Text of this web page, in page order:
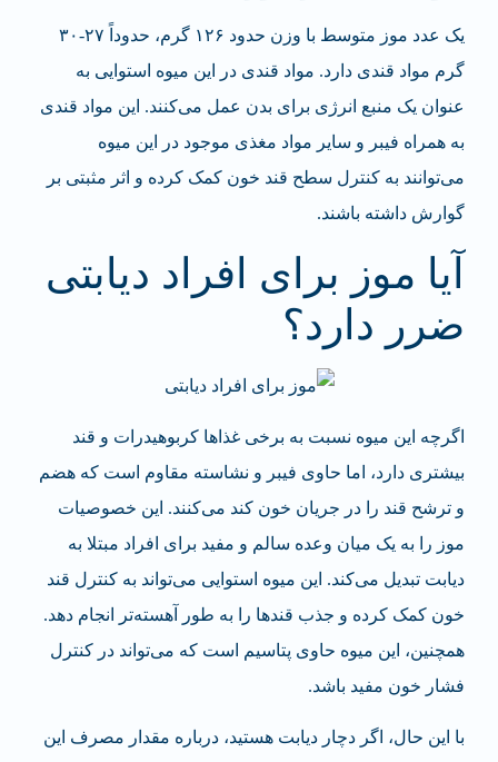
یک عدد موز متوسط با وزن حدود ۱۲۶ گرم، حدوداً ۲۷-۳۰
گرم مواد قندی دارد. مواد قندی در این میوه استوایی به
عنوان یک منبع انرژی برای بدن عمل می‌کنند. این مواد قندی
به همراه فیبر و سایر مواد مغذی موجود در این میوه
می‌توانند به کنترل سطح قند خون کمک کرده و اثر مثبتی بر
گوارش داشته باشند.
آیا موز برای افراد دیابتی
ضرر دارد؟
اگرچه این میوه نسبت به برخی غذاها کربوهیدرات و قند
بیشتری دارد، اما حاوی فیبر و نشاسته مقاوم است که هضم
و ترشح قند را در جریان خون کند می‌کنند. این خصوصیات
موز را به یک میان وعده سالم و مفید برای افراد مبتلا به
دیابت تبدیل می‌کند. این میوه استوایی می‌تواند به کنترل قند
خون کمک کرده و جذب قندها را به طور آهسته‌تر انجام دهد.
همچنین، این میوه حاوی پتاسیم است که می‌تواند در کنترل
فشار خون مفید باشد.
با این حال، اگر دچار دیابت هستید، درباره مقدار مصرف این